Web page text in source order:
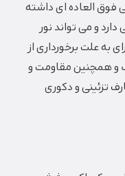
العاده ای داشته
و می تواند نور
به علت برخورداری از
و همچنین مقاومت و
تزئینی و دکوری